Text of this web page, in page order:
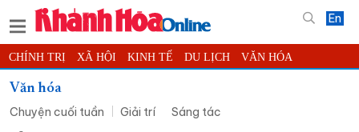
En
CHÍNH TRỊ XÃ HỘI KINH TẾ DU LỊCH VĂN HÓA
THỂ THAO
KHOA HỌC - CÔNG NGHỆ PHÁP LUẬT
Văn hóa
Chuyện cuối tuần
Giải trí Sáng tác